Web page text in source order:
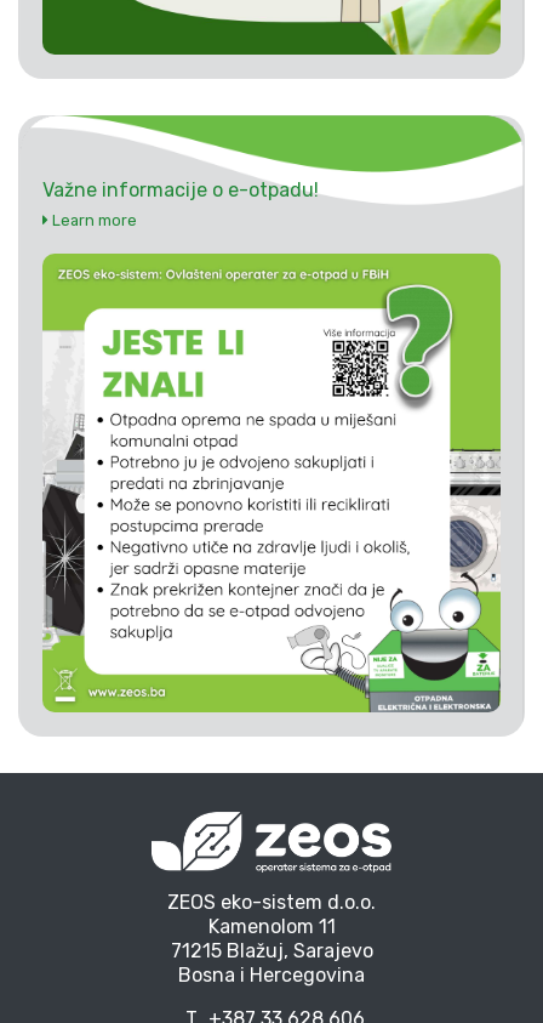
Važne informacije o e-otpadu!
Learn more
ZEOS eko-sistem d.o.o.
Kamenolom 11
71215 Blažuj, Sarajevo
Bosna i Hercegovina